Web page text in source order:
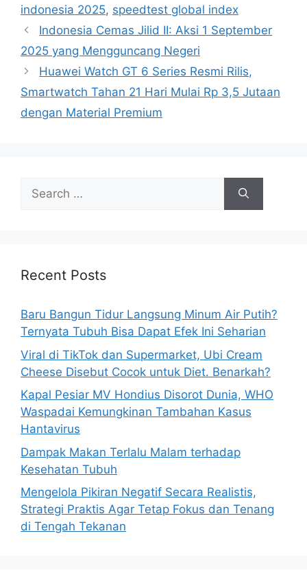
indonesia 2025, speedtest global index
Indonesia Cemas Jilid II: Aksi 1 September
2025 yang Mengguncang Negeri
Huawei Watch GT 6 Series Resmi Rilis,
Smartwatch Tahan 21 Hari Mulai Rp 3,5 Jutaan
dengan Material Premium
h
r
:
Recent Posts
Baru Bangun Tidur Langsung Minum Air Putih?
Ternyata Tubuh Bisa Dapat Efek Ini Seharian
Viral di TikTok dan Supermarket, Ubi Cream
Cheese Disebut Cocok untuk Diet. Benarkah?
Kapal Pesiar MV Hondius Disorot Dunia, WHO
Waspadai Kemungkinan Tambahan Kasus
Hantavirus
Dampak Makan Terlalu Malam terhadap
Kesehatan Tubuh
Mengelola Pikiran Negatif Secara Realistis,
Strategi Praktis Agar Tetap Fokus dan Tenang
di Tengah Tekanan